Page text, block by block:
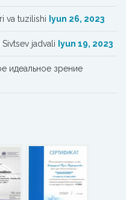
va tuzilishi Iyun 26, 2023
jadvali Iyun 19, 2023
идеальное зрение